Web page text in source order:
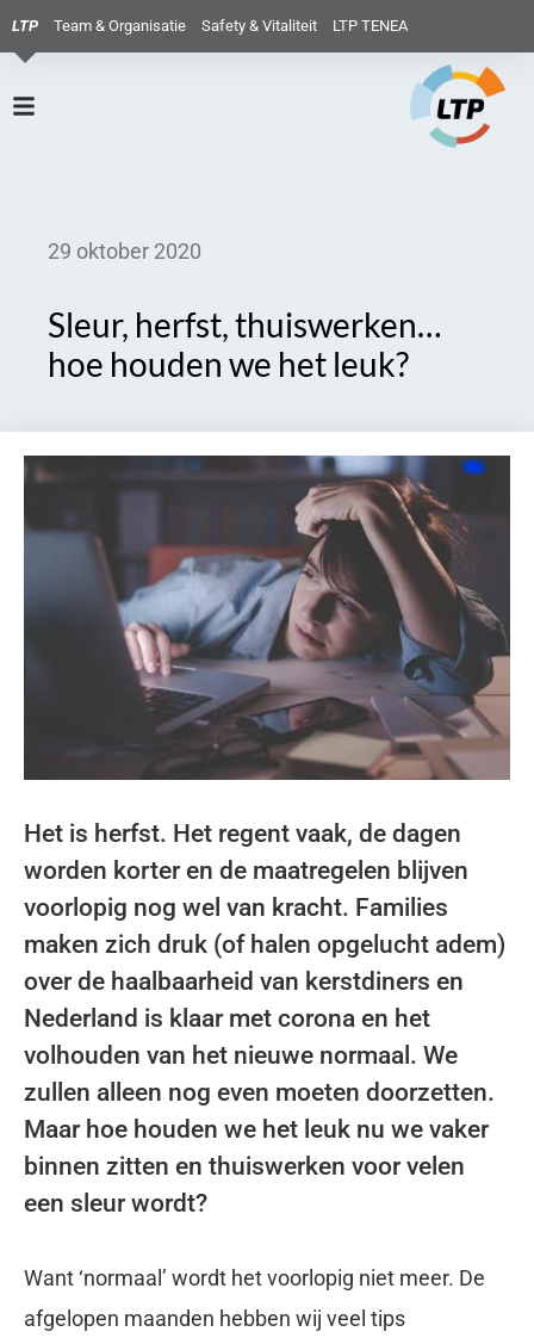
LTP Team & Organisatie Safety & Vitaliteit LTP TENEA
29 oktober 2020
Sleur, herfst, thuiswerken…
hoe houden we het leuk?
Het is herfst. Het regent vaak, de dagen
worden korter en de maatregelen blijven
voorlopig nog wel van kracht. Families
maken zich druk (of halen opgelucht adem)
over de haalbaarheid van kerstdiners en
Nederland is klaar met corona en het
volhouden van het nieuwe normaal. We
zullen alleen nog even moeten doorzetten.
Maar hoe houden we het leuk nu we vaker
binnen zitten en thuiswerken voor velen
een sleur wordt?
Want ‘normaal’ wordt het voorlopig niet meer. De
afgelopen maanden hebben wij veel tips